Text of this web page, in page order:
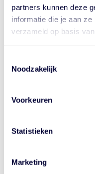
partners kunnen deze
informatie die je aan
verzameld op basis
Noodzakelijk
Voorkeuren
Statistieken
Marketing
van de DBCA krijgen
Voor alle wedstrijden
Aantal deelnemers:
Kosten leden DBCA /
eenvoudige
https://